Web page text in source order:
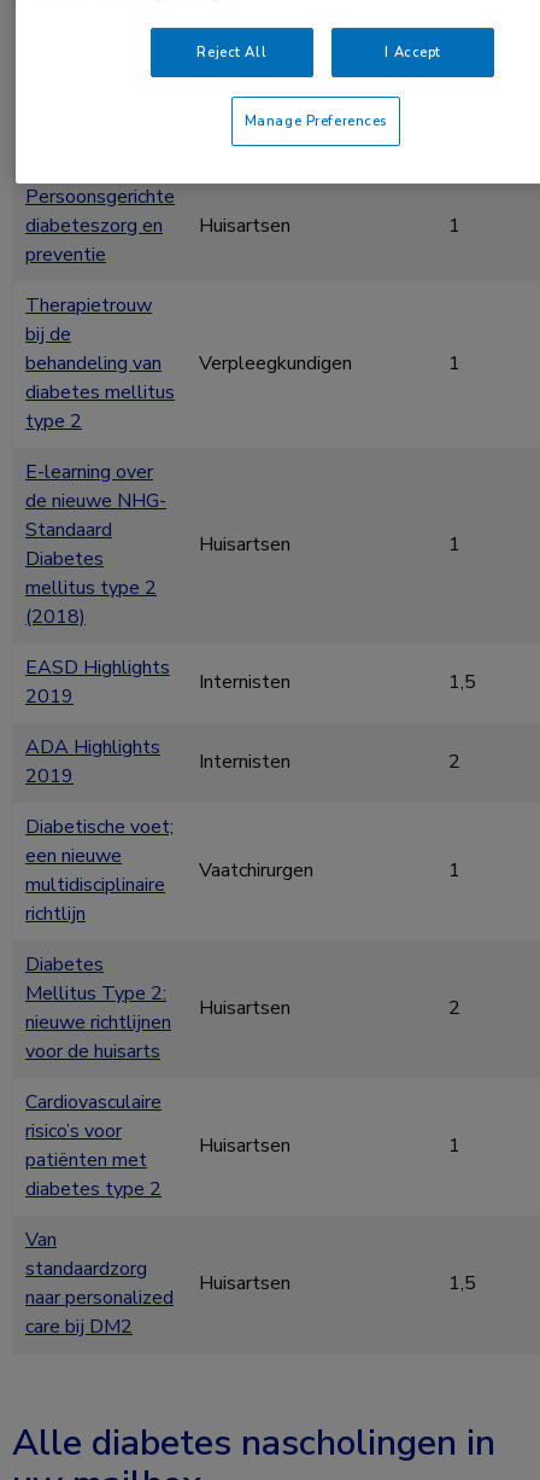
Kinderartsen, internisten
diabetesverpleegkundigen
Persoonsgerichte
diabeteszorg en
preventie
Huisartsen 1
Therapietrouw
bij de
behandeling van
diabetes mellitus
type 2
Verpleegkundigen 1
E-learning over
de nieuwe NHG-
Standaard
Diabetes
mellitus type 2
(2018)
Huisartsen 1
EASD Highlights
2019
Internisten 1,5
ADA Highlights
2019
Internisten 2
Diabetische voet;
een nieuwe
multidisciplinaire
richtlijn
Vaatchirurgen 1
Diabetes
Mellitus Type 2:
nieuwe richtlijnen
voor de huisarts
Huisartsen 2
Cardiovasculaire
risico’s voor
patiënten met
diabetes type 2
Huisartsen 1
Van
standaardzorg
naar personalized
care bij DM2
Huisartsen 1,5
Alle diabetes nascholingen in
Reject All I Accept
Manage Preferences